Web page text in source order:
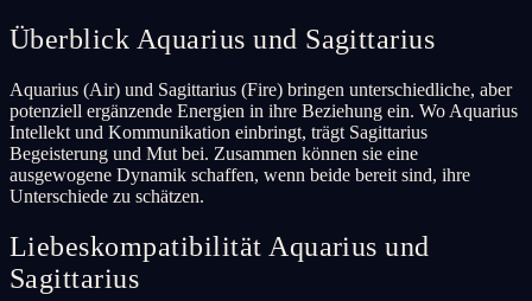
Überblick Aquarius und Sagittarius
Aquarius (Air) und Sagittarius (Fire) bringen unterschiedliche, aber
potenziell ergänzende Energien in ihre Beziehung ein. Wo Aquarius
Intellekt und Kommunikation einbringt, trägt Sagittarius
Begeisterung und Mut bei. Zusammen können sie eine
ausgewogene Dynamik schaffen, wenn beide bereit sind, ihre
Unterschiede zu schätzen.
Liebeskompatibilität Aquarius und
Sagittarius